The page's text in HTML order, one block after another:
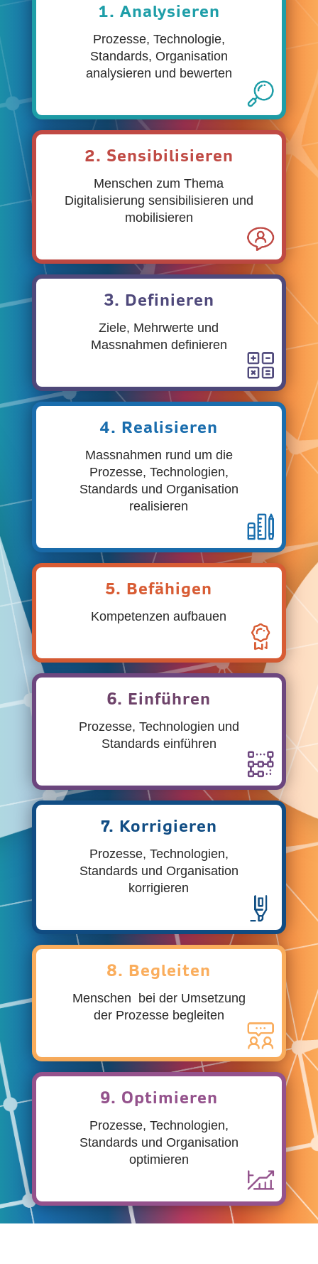
1. Analysieren
Prozesse, Technologie,
Standards, Organisation
analysieren und bewerten
2. Sensibilisieren
Menschen zum Thema
Digitalisierung sensibilisieren und
mobilisieren
3. Definieren
Ziele, Mehrwerte und
Massnahmen definieren
4. Realisieren
Massnahmen rund um die
Prozesse, Technologien,
Standards und Organisation
realisieren
5. Befähigen
Kompetenzen aufbauen
6. Einführen
Prozesse, Technologien und
Standards einführen
7. Korrigieren
Prozesse, Technologien,
Standards und Organisation
korrigieren
8. Begleiten
Menschen bei der Umsetzung
der Prozesse begleiten
9. Optimieren
Prozesse, Technologien,
Standards und Organisation
optimieren